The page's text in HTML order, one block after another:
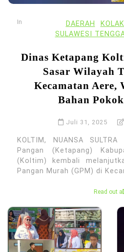
In DAERAH
SULAWESI
Dinas Ketapang
Sasar Wilayah
Kecamatan Aere,
Bahan
Juli 31, 2025
KOLTIM, NUANSA
Pangan (Ketapang)
(Koltim) kembali
Pangan Murah (GPM) di
Read out all